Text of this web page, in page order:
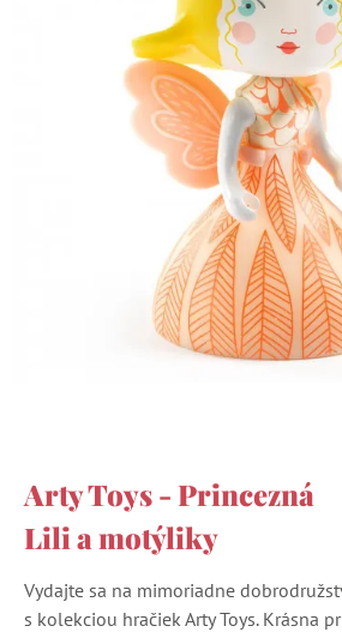
Arty Toys - Princezná
Lili a motýliky
Vydajte sa na mimoriadne
s kolekciou hračiek Arty Toys. Krásna